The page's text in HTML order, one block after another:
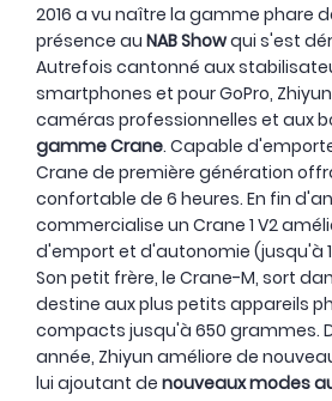
2016 a vu naître la gamme phare
présence au NAB Showqui s'est
Autrefois cantonné aux
smartphones et pour GoPro,
caméras professionnelles et aux
gamme Crane. Capable
Crane de première génération
confortable de 6 heures. En fin
commercialise un Crane 1 V2
d'emport et d'autonomie (jusqu'à
Son petit frère, le Crane-M, sort
destine aux plus petits appareils
compacts jusqu'à 650 grammes.
année, Zhiyun améliore de
lui ajoutant de nouveaux modes